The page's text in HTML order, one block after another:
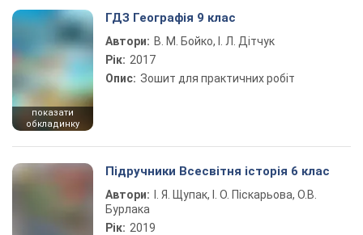
показати
обкладинку
ГДЗ Географія 9 клас
Автори: В. М. Бойко, І. Л. Дітчук
Рік: 2017
Опис: Зошит для практичних робіт
Підручники Всесвітня історія 6 клас
Автори:
І. Я. Щупак, І. О. Піскарьова, О.В.
Бурлака
Рік: 2019